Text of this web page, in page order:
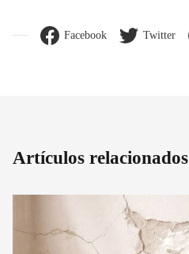
Facebook Twitter
Artículos relacionados